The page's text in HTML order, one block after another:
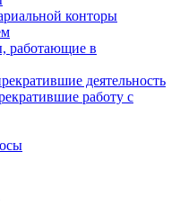
конторы
работающие в
деятельность
работу с